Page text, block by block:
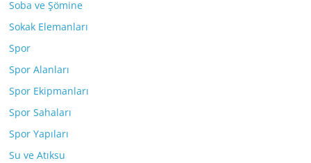
Soba ve Şömine
Sokak Elemanları
Spor
Spor Alanları
Spor Ekipmanları
Spor Sahaları
Spor Yapıları
Su ve Atıksu